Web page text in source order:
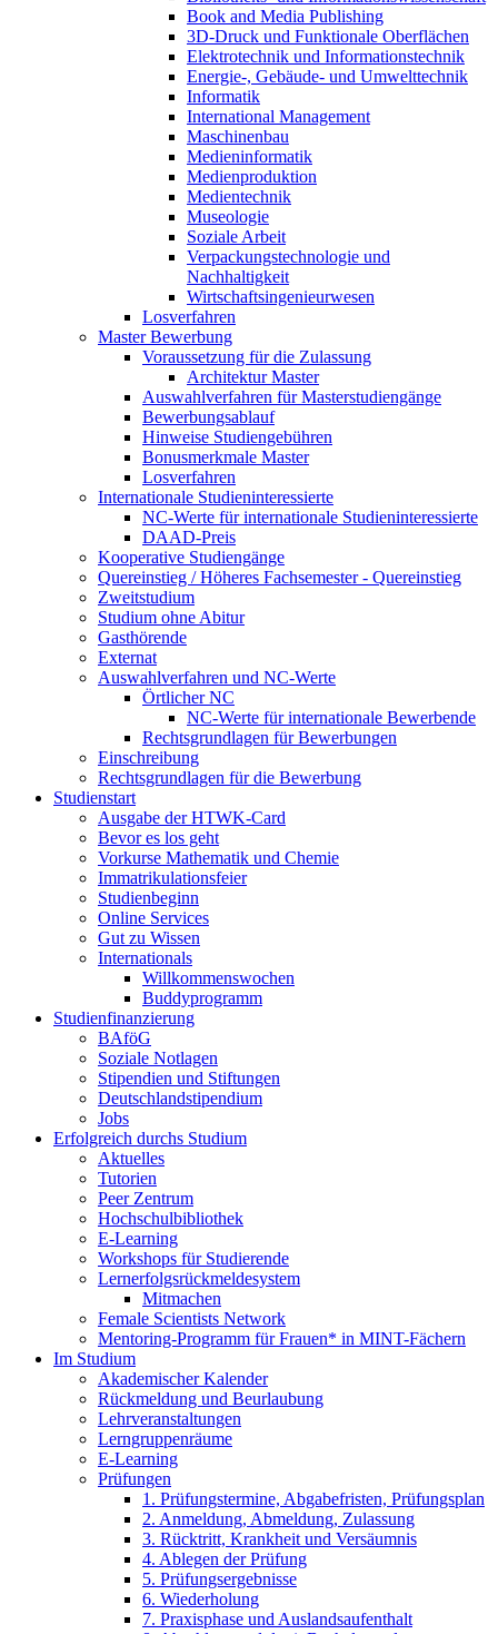
Book and Media Publishing
3D-Druck und Funktionale Oberflächen
Elektrotechnik und Informationstechnik
Energie-, Gebäude- und Umwelttechnik
Informatik
International Management
Maschinenbau
Medieninformatik
Medienproduktion
Medientechnik
Museologie
Soziale Arbeit
Verpackungstechnologie und
Nachhaltigkeit
Wirtschaftsingenieurwesen
Losverfahren
Master Bewerbung
Voraussetzung für die Zulassung
Architektur Master
Auswahlverfahren für Masterstudiengänge
Bewerbungsablauf
Hinweise Studiengebühren
Bonusmerkmale Master
Losverfahren
Internationale Studieninteressierte
NC-Werte für internationale Studieninteressierte
DAAD-Preis
Kooperative Studiengänge
Quereinstieg / Höheres Fachsemester - Quereinstieg
Zweitstudium
Studium ohne Abitur
Gasthörende
Externat
Auswahlverfahren und NC-Werte
Örtlicher NC
NC-Werte für internationale Bewerbende
Rechtsgrundlagen für Bewerbungen
Einschreibung
Rechtsgrundlagen für die Bewerbung
Studienstart
Ausgabe der HTWK-Card
Bevor es los geht
Vorkurse Mathematik und Chemie
Immatrikulationsfeier
Studienbeginn
Online Services
Gut zu Wissen
Internationals
Willkommenswochen
Buddyprogramm
Studienfinanzierung
BAföG
Soziale Notlagen
Stipendien und Stiftungen
Deutschlandstipendium
Jobs
Erfolgreich durchs Studium
Aktuelles
Tutorien
Peer Zentrum
Hochschulbibliothek
E-Learning
Workshops für Studierende
Lernerfolgsrückmeldesystem
Mitmachen
Female Scientists Network
Mentoring-Programm für Frauen* in MINT-Fächern
Im Studium
Akademischer Kalender
Rückmeldung und Beurlaubung
Lehrveranstaltungen
Lerngruppenräume
E-Learning
Prüfungen
1. Prüfungstermine, Abgabefristen, Prüfungsplan
2. Anmeldung, Abmeldung, Zulassung
3. Rücktritt, Krankheit und Versäumnis
4. Ablegen der Prüfung
5. Prüfungsergebnisse
6. Wiederholung
7. Praxisphase und Auslandsaufenthalt